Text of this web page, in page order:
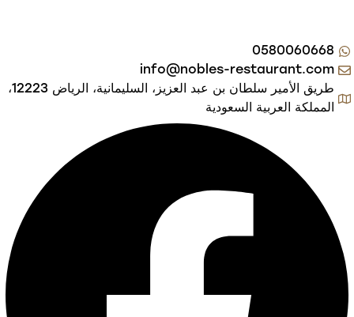
0580060668
info@nobles-restaurant.com
طريق الأمير سلطان بن عبد العزيز، السليمانية، الرياض 12223،
المملكة العربية السعودية